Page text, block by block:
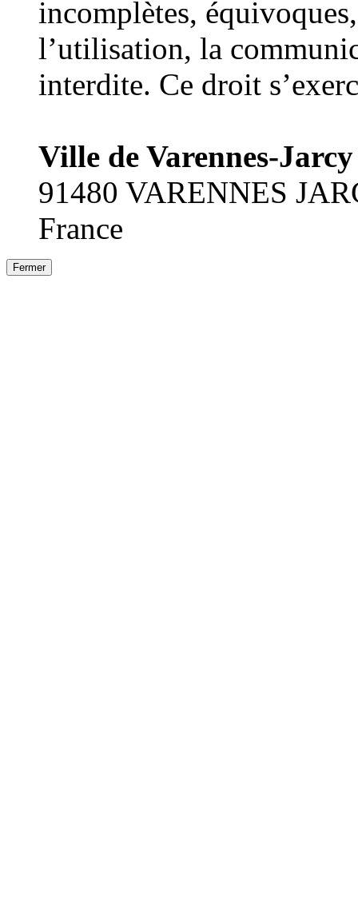
incomplètes,
l’utilisation, la
interdite. Ce droit
Ville de Varennes-Jarcy
91480 VARENNES
France
Fermer